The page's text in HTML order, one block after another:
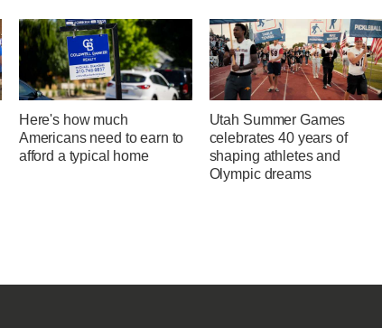
Here's how much
Americans need to earn to
afford a typical home
Utah Summer Games
celebrates 40 years of
shaping athletes and
Olympic dreams